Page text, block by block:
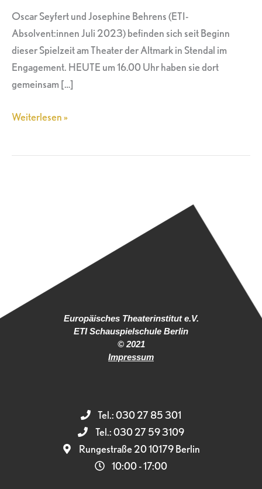
Oscar Seyfert und Josephine Behrens (ETI-
Absolvent:innen Juli 2023) befinden sich seit Beginn
dieser Spielzeit am Theater der Altmark in Stendal im
Engagement. HEUTE um 16.00 Uhr haben sie dort
gemeinsam […]
Altmark
Weiterlesen »
Europäisches Theaterinstitut e.V.
ETI Schauspielschule Berlin
© 2021
Impressum
Tel.: 030 27 85 301
Tel.: 030 27 59 3109
Rungestraße 20 10179 Berlin
10:00 - 17:00